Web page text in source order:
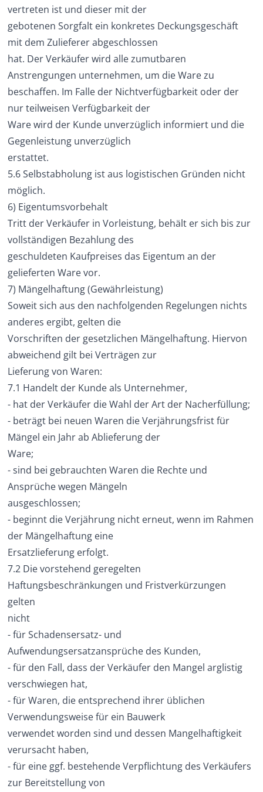
vertreten ist und dieser mit der
gebotenen Sorgfalt ein konkretes Deckungsgeschäft
mit dem Zulieferer abgeschlossen
hat. Der Verkäufer wird alle zumutbaren
Anstrengungen unternehmen, um die Ware zu
beschaffen. Im Falle der Nichtverfügbarkeit oder der
nur teilweisen Verfügbarkeit der
Ware wird der Kunde unverzüglich informiert und die
Gegenleistung unverzüglich
erstattet.
5.6 Selbstabholung ist aus logistischen Gründen nicht
möglich.
6) Eigentumsvorbehalt
Tritt der Verkäufer in Vorleistung, behält er sich bis zur
vollständigen Bezahlung des
geschuldeten Kaufpreises das Eigentum an der
gelieferten Ware vor.
7) Mängelhaftung (Gewährleistung)
Soweit sich aus den nachfolgenden Regelungen nichts
anderes ergibt, gelten die
Vorschriften der gesetzlichen Mängelhaftung. Hiervon
abweichend gilt bei Verträgen zur
Lieferung von Waren:
7.1 Handelt der Kunde als Unternehmer,
- hat der Verkäufer die Wahl der Art der Nacherfüllung;
- beträgt bei neuen Waren die Verjährungsfrist für
Mängel ein Jahr ab Ablieferung der
Ware;
- sind bei gebrauchten Waren die Rechte und
Ansprüche wegen Mängeln
ausgeschlossen;
- beginnt die Verjährung nicht erneut, wenn im Rahmen
der Mängelhaftung eine
Ersatzlieferung erfolgt.
7.2 Die vorstehend geregelten
Haftungsbeschränkungen und Fristverkürzungen
gelten
nicht
- für Schadensersatz- und
Aufwendungsersatzansprüche des Kunden,
- für den Fall, dass der Verkäufer den Mangel arglistig
verschwiegen hat,
- für Waren, die entsprechend ihrer üblichen
Verwendungsweise für ein Bauwerk
verwendet worden sind und dessen Mangelhaftigkeit
verursacht haben,
- für eine ggf. bestehende Verpflichtung des Verkäufers
zur Bereitstellung von